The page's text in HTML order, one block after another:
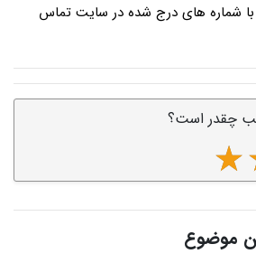
شماره های درج شده در سایت تماس
چقدر است؟
موضوع